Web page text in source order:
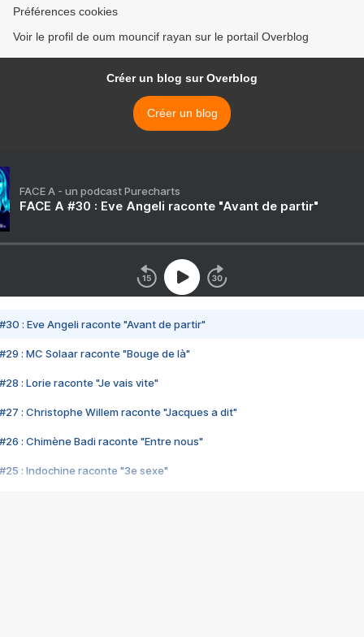
Préférences cookies
Voir le profil de oum mouncif rayan sur le portail Overblog
Créer un blog sur Overblog
Créer un blog
FACE A - un podcast Purecharts
FACE A #30 : Eve Angeli raconte "Avant de partir"
#30 : Eve Angeli raconte "Avant de partir"
#29 : MC Solaar raconte "Bouge de là"
#28 : Lorie raconte "Je vais vite"
#27 : Christophe Willem raconte "Jacques a dit"
#26 : Chimène Badi raconte "Entre nous"
#25 : Indochine raconte "3e sexe"